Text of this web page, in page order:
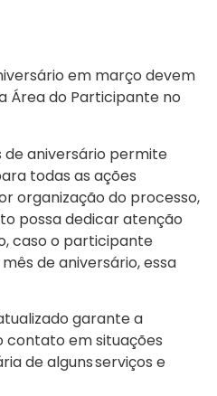
em março devem
Área do Participante no
de aniversário permite
todas as ações
organização do processo,
possa dedicar atenção
caso o participante
de aniversário, essa
garante a
contato em situações
de alguns serviços e